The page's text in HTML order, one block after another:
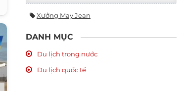
Xưởng May Jean
DANH MỤC
Du lịch trong nước
Du lịch quốc tế